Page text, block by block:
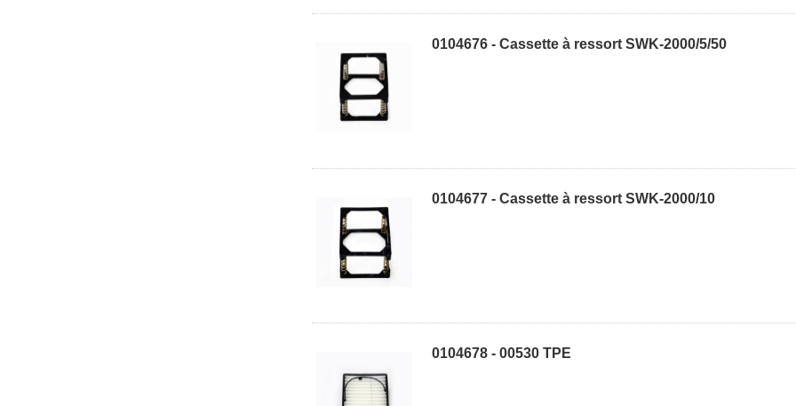
0104676 - Cassette à ressort SWK-2000/5/50
0104677 - Cassette à ressort SWK-2000/10
0104678 - 00530 TPE